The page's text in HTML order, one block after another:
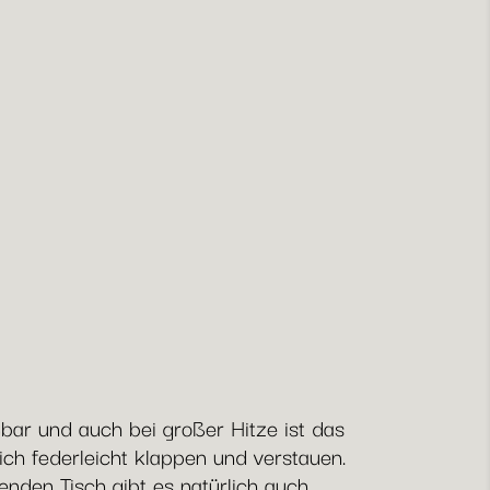
und auch bei großer Hitze ist das
federleicht klappen und verstauen.